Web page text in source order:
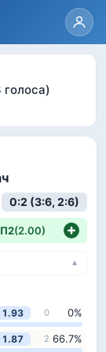
голоса)
0:2 (3:6, 2:6)
П2(2.00)
▼
1.93 0 0%
1.87 2 66.7%